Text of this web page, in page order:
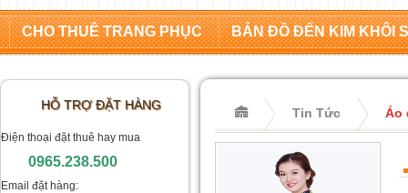
CHO THUÊ TRANG PHỤC BẢN ĐỒ ĐẾN KIM KHÔI
HỖ TRỢ ĐẶT HÀNG
Điện thoại đặt thuê hay mua
0965.238.500
Email đặt hàng:
Tin Tức Áo